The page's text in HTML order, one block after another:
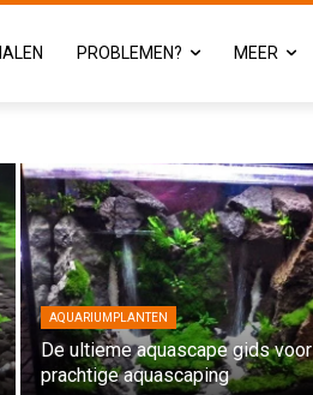
PROBLEMEN? MEER
AQUARIUMPLANTEN
De ultieme aquascape gids voor
prachtige aquascaping